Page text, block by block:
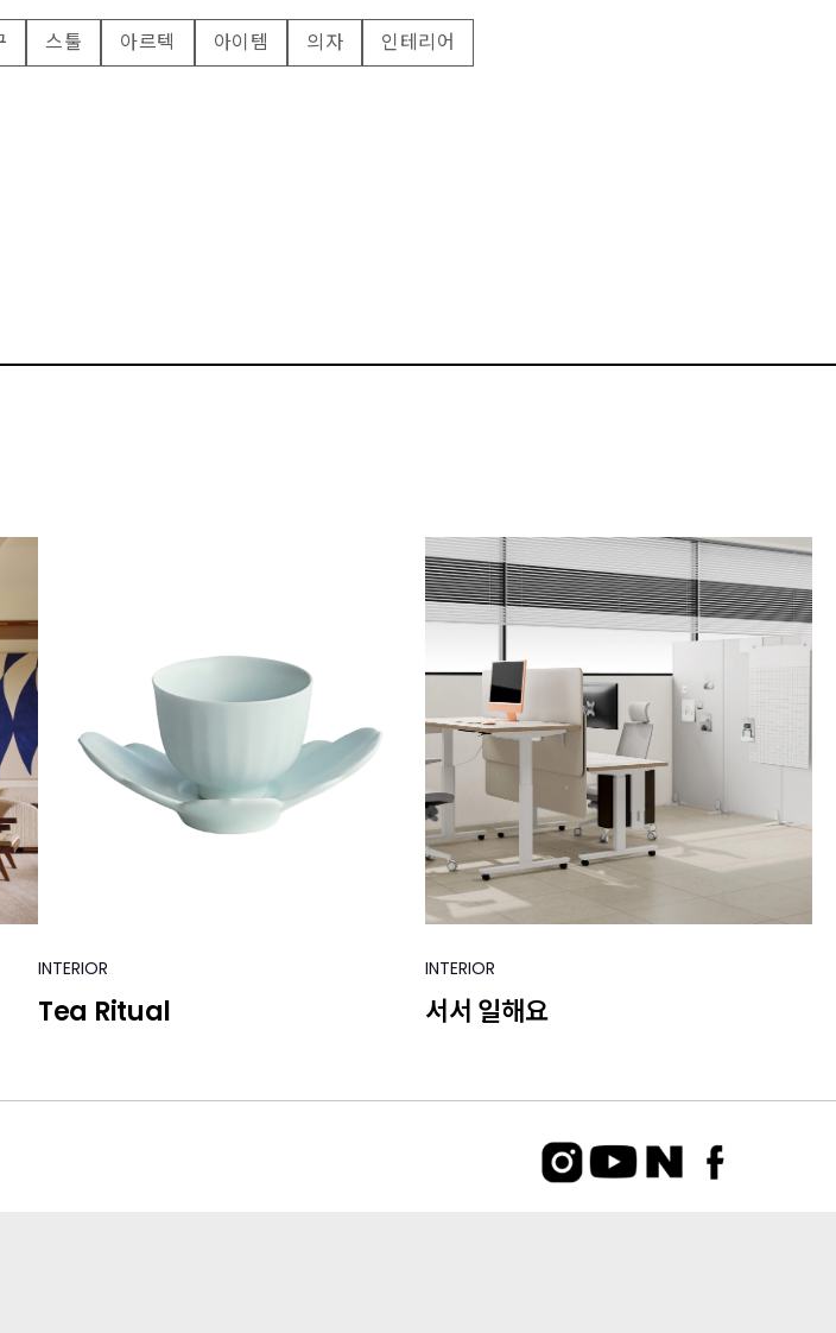
스툴 아르텍 아이템 의자
인테리어
INTERIOR
Tea Ritual
INTERIOR
서서 일해요